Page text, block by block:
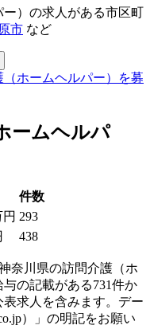
）の求人がある市区町
市 など
（ホームヘルパー）を募
ームヘルパ
件数
293
438
奈川県の訪問介護（ホ
の記載がある731件か
求人を含みます。デー
）」の明記をお願い